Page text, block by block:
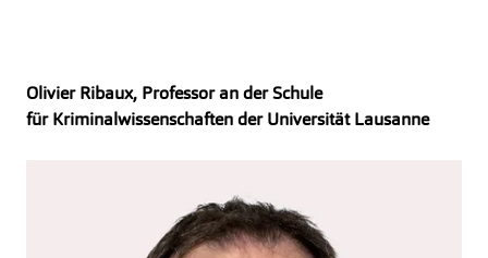
Olivier Ribaux, Professor an der Schule
für Kriminalwissenschaften der Universität Lausanne